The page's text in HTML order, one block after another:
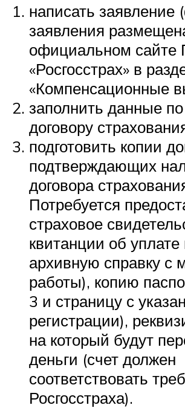
написать заявление
заявления
официальном
«Росгосстрах» в
«Компенсационные
заполнить данные
договору
подготовить копии
подтверждающих
договора
Потребуется
страховое
квитанции об уплате
архивную справку с
работы), копию
3 и страницу с
регистрации),
на который будут
деньги (счет должен
соответствовать
Росгосстраха).